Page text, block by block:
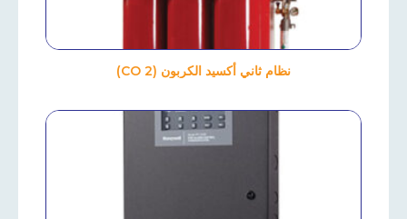
نظام ثاني أكسيد الكربون (CO 2)